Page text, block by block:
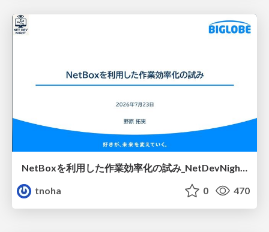
NetBoxを利用した作業効率化の試み_NetDevNight4
tnoha
0 470